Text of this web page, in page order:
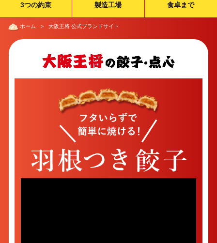
3つの約束
製造工場
食卓まで
ホーム 大阪王将 公式ブランドサイト